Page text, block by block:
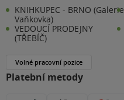
KNIHKUPEC - BRNO (Galerie
Vaňkovka)
VEDOUCÍ PRODEJNY
(TŘEBÍČ)
Volné pracovní pozice
Platební metody